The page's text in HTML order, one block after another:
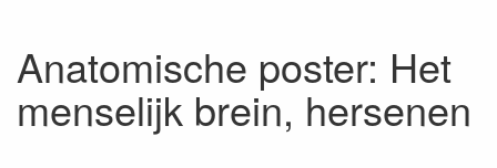
Anatomische poster: Het
menselijk brein, hersenen